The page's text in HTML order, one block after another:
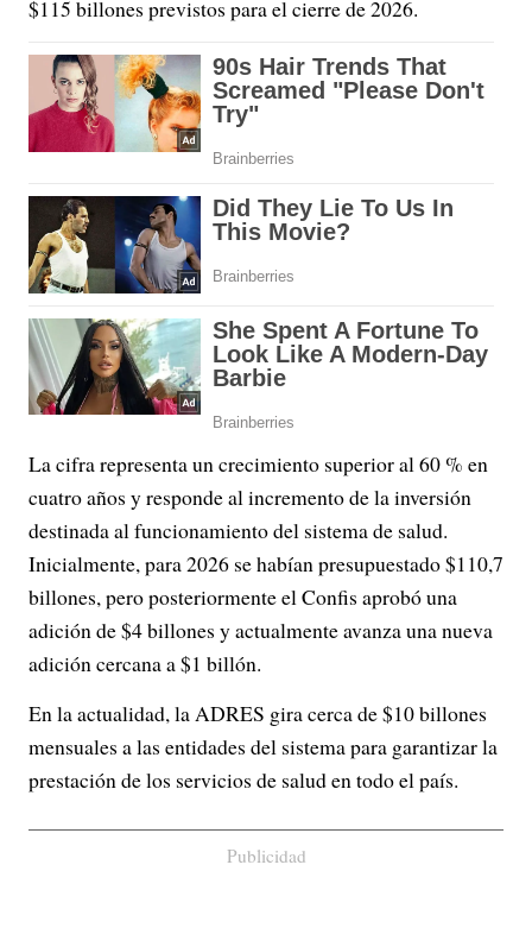
$115 billones previstos para el cierre de 2026.
La cifra representa un crecimiento superior al 60 % en
cuatro años y responde al incremento de la inversión
destinada al funcionamiento del sistema de salud.
Inicialmente, para 2026 se habían presupuestado $110,7
billones, pero posteriormente el Confis aprobó una
adición de $4 billones y actualmente avanza una nueva
adición cercana a $1 billón.
En la actualidad, la ADRES gira cerca de $10 billones
mensuales a las entidades del sistema para garantizar la
prestación de los servicios de salud en todo el país.
Publicidad